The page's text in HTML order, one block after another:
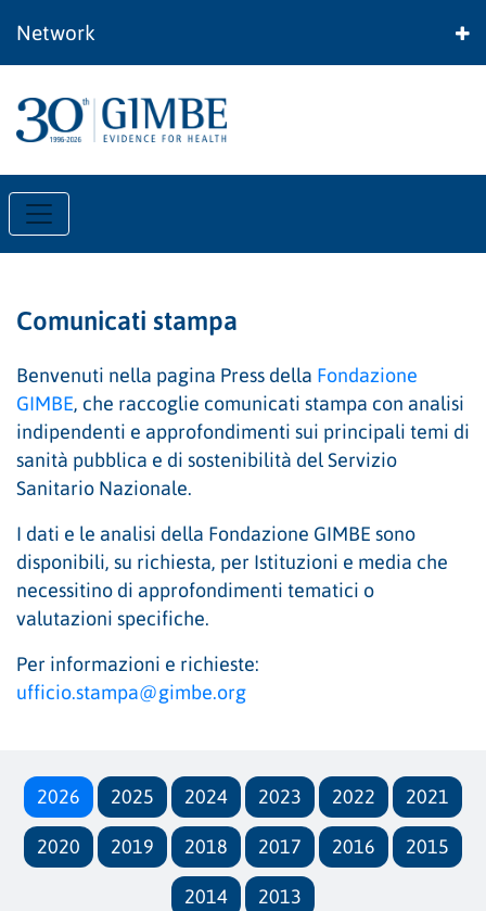
Network
Comunicati stampa
Benvenuti nella pagina Press della Fondazione
GIMBE, che raccoglie comunicati stampa con analisi
indipendenti e approfondimenti sui principali temi di
sanità pubblica e di sostenibilità del Servizio
Sanitario Nazionale.
I dati e le analisi della Fondazione GIMBE sono
disponibili, su richiesta, per Istituzioni e media che
necessitino di approfondimenti tematici o
valutazioni specifiche.
Per informazioni e richieste:
ufficio.stampa@gimbe.org
2026 2025 2024 2023 2022 2021
2020 2019 2018 2017 2016 2015
2014 2013